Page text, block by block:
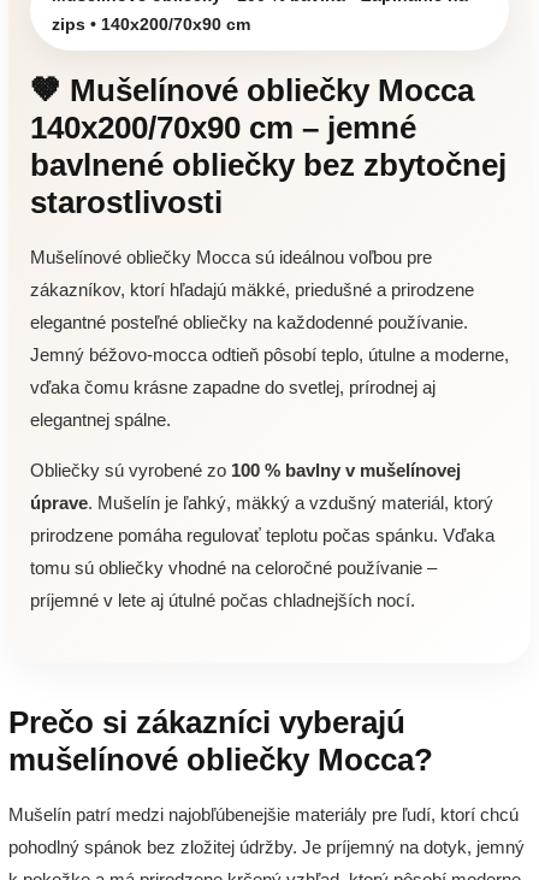
zips • 140x200/70x90 cm
🤎 Mušelínové obliečky Mocca
140x200/70x90 cm – jemné
bavlnené obliečky bez zbytočnej
starostlivosti
Mušelínové obliečky Mocca sú ideálnou voľbou pre
zákazníkov, ktorí hľadajú mäkké, priedušné a prirodzene
elegantné posteľné obliečky na každodenné používanie.
Jemný béžovo-mocca odtieň pôsobí teplo, útulne a moderne,
vďaka čomu krásne zapadne do svetlej, prírodnej aj
elegantnej spálne.
Obliečky sú vyrobené zo 100 % bavlny v mušelínovej
úprave. Mušelín je ľahký, mäkký a vzdušný materiál, ktorý
prirodzene pomáha regulovať teplotu počas spánku. Vďaka
tomu sú obliečky vhodné na celoročné používanie –
príjemné v lete aj útulné počas chladnejších nocí.
Prečo si zákazníci vyberajú
mušelínové obliečky Mocca?
Mušelín patrí medzi najobľúbenejšie materiály pre ľudí, ktorí chcú
pohodlný spánok bez zložitej údržby. Je príjemný na dotyk, jemný